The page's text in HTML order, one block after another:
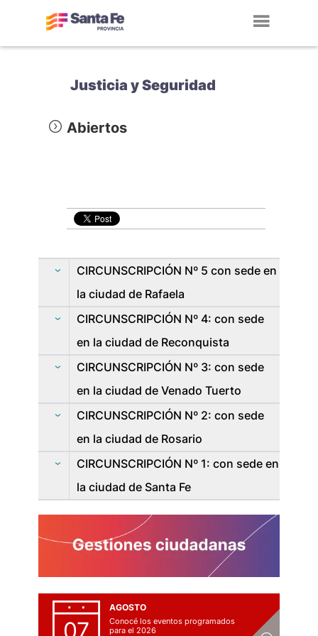
Justicia y Seguridad
Abiertos
CIRCUNSCRIPCIÓN Nº 5 con sede en
la ciudad de Rafaela
CIRCUNSCRIPCIÓN Nº 4: con sede
en la ciudad de Reconquista
CIRCUNSCRIPCIÓN Nº 3: con sede
en la ciudad de Venado Tuerto
CIRCUNSCRIPCIÓN Nº 2: con sede
en la ciudad de Rosario
CIRCUNSCRIPCIÓN Nº 1: con sede en
la ciudad de Santa Fe
AGOSTO
Conocé los eventos programados
para el 2026